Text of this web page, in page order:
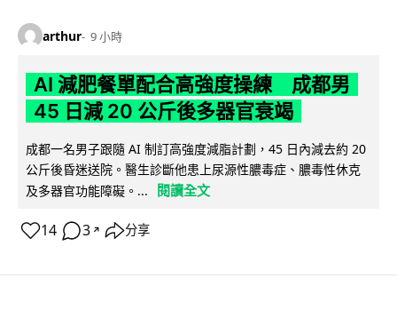
arthur 9 小時
AI 減肥餐單配合高強度操練 成都男
45 日減 20 公斤後多器官衰竭
成都一名男子跟隨 AI 制訂高強度減脂計劃，45 日內減去約 20
公斤後昏迷送院。醫生診斷他患上尿源性膿毒症、膿毒性休克
及多器官功能障礙。...
閱讀全文
14 3 ↗ 分享